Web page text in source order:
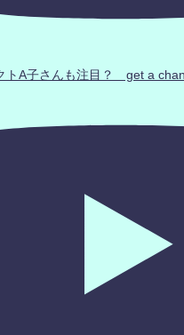
トA子さんも注目？ get a